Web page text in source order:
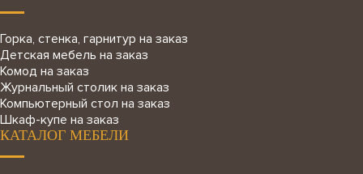
Горка, стенка, гарнитур на заказ
Детская мебель на заказ
Комод на заказ
Журнальный столик на заказ
Компьютерный стол на заказ
Шкаф-купе на заказ
КАТАЛОГ МЕБЕЛИ